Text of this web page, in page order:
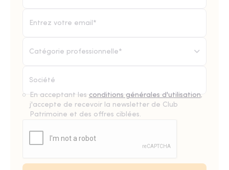
Catégorie professionnelle*
En acceptant les conditions générales d'utilisation,
j'accepte de recevoir la newsletter de Club
Patrimoine et des offres ciblées.